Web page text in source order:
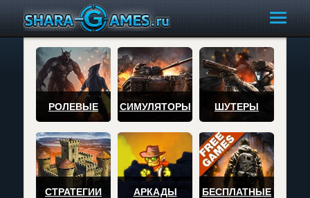
РОЛЕВЫЕ СИМУЛЯТОРЫ ШУТЕРЫ
СТРАТЕГИИ АРКАДЫ БЕСПЛАТНЫЕ